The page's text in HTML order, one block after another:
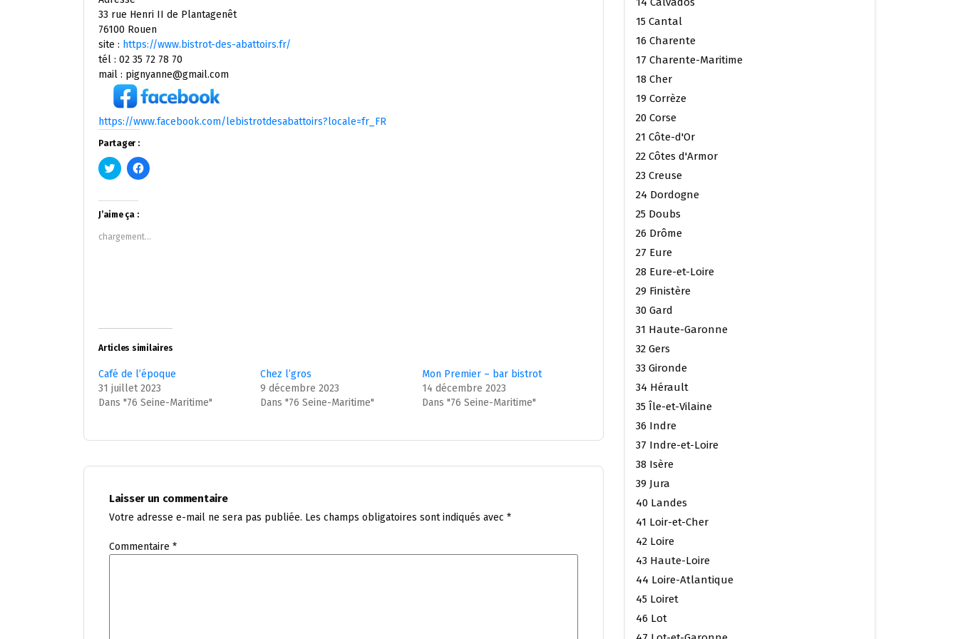
33 rue Henri II de Plantagenêt
76100 Rouen
site : https://www.bistrot-des-abattoirs.fr/
tél : 02 35 72 78 70
mail : pignyanne@gmail.com
https://www.facebook.com/lebistrotdesabattoirs?locale=fr_FR
Partager :
Cliquez
pour
Twitter(ouvre
dans
une
nouvelle
fenêtre)
Cliquez
pour
fenêtre)
J’aime ça :
chargement…
Articles similaires
Café de l’époque
31 juillet 2023
Dans "76 Seine-Maritime"
Chez l’gros
9 décembre 2023
Dans "76 Seine-Maritime"
Mon Premier – bar bistrot
14 décembre 2023
Dans "76 Seine-Maritime"
Laisser un commentaire
Votre adresse e-mail ne sera pas publiée. Les champs obligatoires sont indiqués avec *
Commentaire *
15 Cantal
16 Charente
17 Charente-Maritime
18 Cher
19 Corrèze
20 Corse
21 Côte-d'Or
22 Côtes d'Armor
23 Creuse
24 Dordogne
25 Doubs
26 Drôme
27 Eure
28 Eure-et-Loire
29 Finistère
30 Gard
31 Haute-Garonne
32 Gers
33 Gironde
34 Hérault
35 Île-et-Vilaine
36 Indre
37 Indre-et-Loire
38 Isère
39 Jura
40 Landes
41 Loir-et-Cher
42 Loire
43 Haute-Loire
44 Loire-Atlantique
45 Loiret
46 Lot